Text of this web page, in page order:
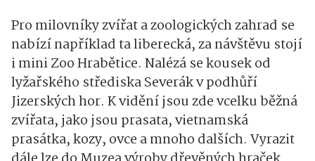
Pro milovníky zvířat a zoologických zahrad se
nabízí například ta liberecká, za návštěvu stojí
i mini Zoo Hrabětice. Nalézá se kousek od
lyžařského střediska Severák v podhůří
Jizerských hor. K vidění jsou zde vcelku běžná
zvířata, jako jsou prasata, vietnamská
prasátka, kozy, ovce a mnoho dalších. Vyrazit